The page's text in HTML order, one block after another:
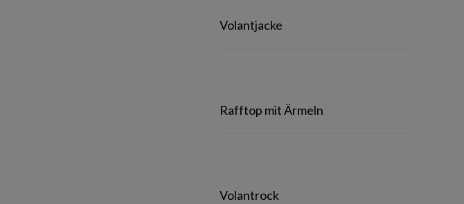
Volantjacke
Rafftop mit Ärmeln
Volantrock